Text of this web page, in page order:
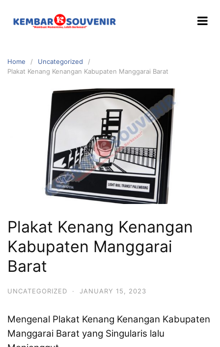
Home
Uncategorized
Plakat Kenang Kenangan Kabupaten Manggarai Barat
Plakat Kenang Kenangan
Kabupaten Manggarai
Barat
UNCATEGORIZED · JANUARY 15, 2023
Mengenal Plakat Kenang Kenangan Kabupaten
Manggarai Barat yang Singularis lalu